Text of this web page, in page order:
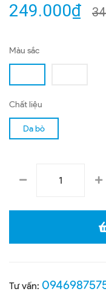
249.000₫
Màu sắc
Chất liệu
Da bò
Tư vấn: